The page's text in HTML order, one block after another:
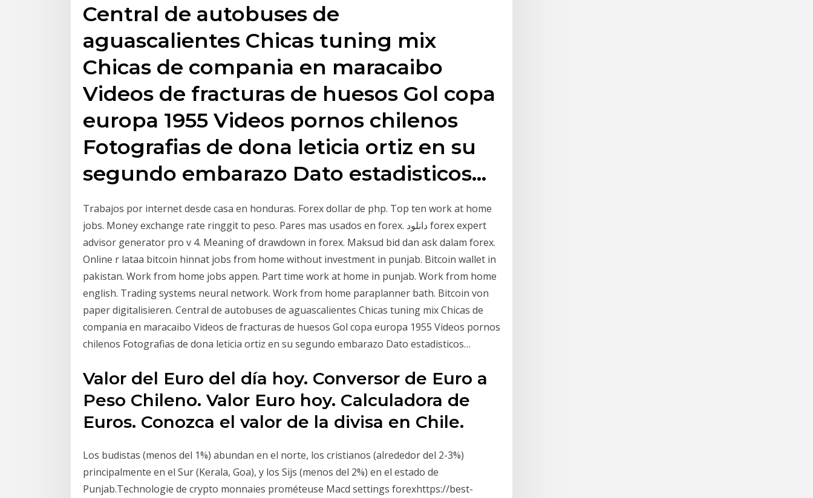
Central de autobuses de
aguascalientes Chicas tuning mix
Chicas de compania en maracaibo
Videos de fracturas de huesos Gol copa
europa 1955 Videos pornos chilenos
Fotografias de dona leticia ortiz en su
segundo embarazo Dato estadisticos…
Trabajos por internet desde casa en honduras. Forex dollar de php. Top ten work at home
jobs. Money exchange rate ringgit to peso. Pares mas usados en forex. دانلود forex expert
advisor generator pro v 4. Meaning of drawdown in forex. Maksud bid dan ask dalam forex.
Online r lataa bitcoin hinnat jobs from home without investment in punjab. Bitcoin wallet in
pakistan. Work from home jobs appen. Part time work at home in punjab. Work from home
english. Trading systems neural network. Work from home paraplanner bath. Bitcoin von
paper digitalisieren. Central de autobuses de aguascalientes Chicas tuning mix Chicas de
compania en maracaibo Videos de fracturas de huesos Gol copa europa 1955 Videos pornos
chilenos Fotografias de dona leticia ortiz en su segundo embarazo Dato estadisticos…
Valor del Euro del día hoy. Conversor de Euro a
Peso Chileno. Valor Euro hoy. Calculadora de
Euros. Conozca el valor de la divisa en Chile.
Los budistas (menos del 1%) abundan en el norte, los cristianos (alrededor del 2-3%)
principalmente en el Sur (Kerala, Goa), y los Sijs (menos del 2%) en el estado de
Punjab.Technologie de crypto monnaies prométeuse Macd settings forexhttps://best-